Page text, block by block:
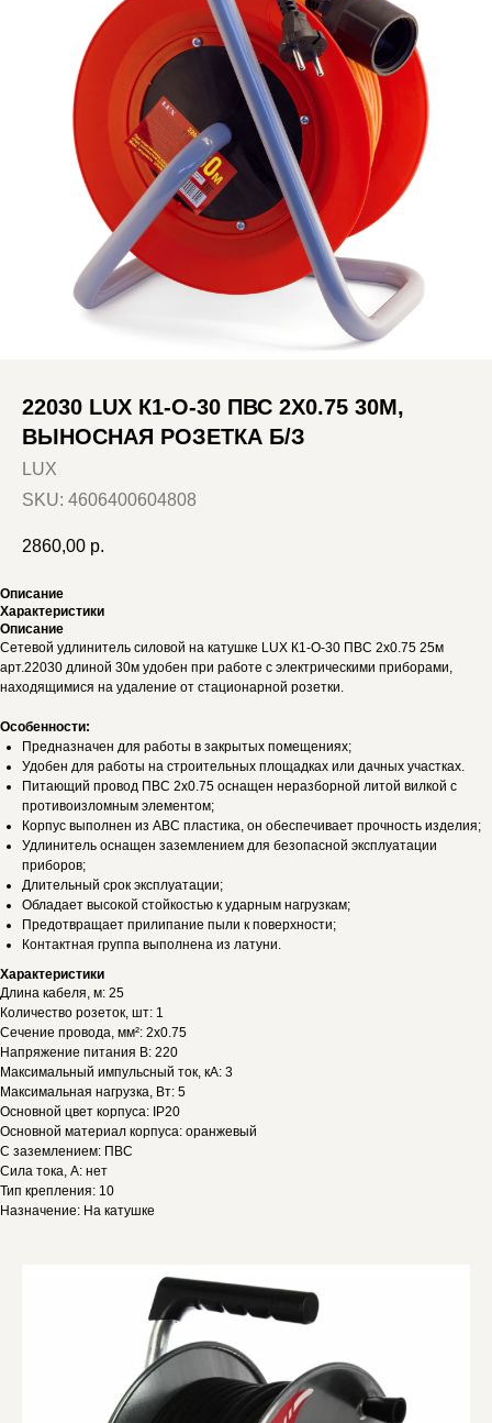
22030 LUX К1-О-30 ПВС 2X0.75 30М,
ВЫНОСНАЯ РОЗЕТКА Б/З
LUX
SKU: 4606400604808
2860,00 р.
Описание
Характеристики
Описание
Сетевой удлинитель силовой на катушке LUX К1-О-30 ПВС 2x0.75 25м
арт.22030 длиной 30м удобен при работе с электрическими приборами,
находящимися на удаление от стационарной розетки.
Особенности:
Предназначен для работы в закрытых помещениях;
Удобен для работы на строительных площадках или дачных участках.
Питающий провод ПВС 2х0.75 оснащен неразборной литой вилкой с
противоизломным элементом;
Корпус выполнен из АВС пластика, он обеспечивает прочность изделия;
Удлинитель оснащен заземлением для безопасной эксплуатации
приборов;
Длительный срок эксплуатации;
Обладает высокой стойкостью к ударным нагрузкам;
Предотвращает прилипание пыли к поверхности;
Контактная группа выполнена из латуни.
Характеристики
Длина кабеля, м: 25
Количество розеток, шт: 1
Сечение провода, мм²: 2х0.75
Напряжение питания В: 220
Максимальный импульсный ток, кА: 3
Максимальная нагрузка, Вт: 5
Основной цвет корпуса: IP20
Основной материал корпуса: оранжевый
С заземлением: ПВС
Сила тока, А: нет
Тип крепления: 10
Назначение: На катушке